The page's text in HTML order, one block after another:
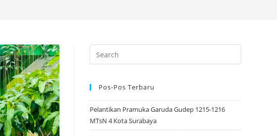
Search
for:
Pos-Pos Terbaru
Pelantikan Pramuka Garuda Gudep 1215-1216
MTsN 4 Kota Surabaya